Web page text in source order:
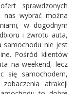
sprawdzonych
nas wybrać można
w dogodnym
i zwrotu auta,
samochodu nie jest
Pośród klientów
na weekend, lecz
się samochodem,
atrakcji